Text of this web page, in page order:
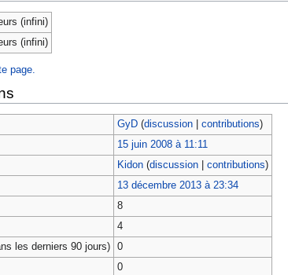
(infini)
(infini)
page.
GyD (discussion| contributions)
15 juin 2008 à 11:11
Kidon (discussion| contributions)
13 décembre 2013 à 23:34
8
4
les derniers 90 jours)
0
0